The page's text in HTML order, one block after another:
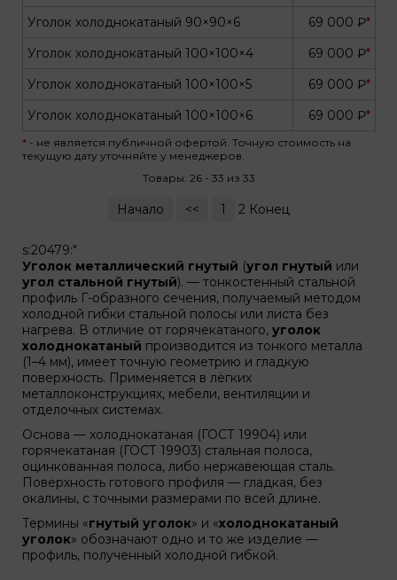
Уголок холоднокатаный 90×90×6
69 000 ₽*
Уголок холоднокатаный 100×100×4
69 000 ₽*
Уголок холоднокатаный 100×100×5
69 000 ₽*
Уголок холоднокатаный 100×100×6
69 000 ₽*
* - не является публичной офертой. Точную стоимость на
текущую дату уточняйте у менеджеров.
Товары: 26 - 33 из 33
Начало << 1 2 Конец
s:20479:"
Уголок металлический гнутый (угол гнутый или
угол стальной гнутый). — тонкостенный стальной
профиль Г-образного сечения, получаемый методом
холодной гибки стальной полосы или листа без
нагрева. В отличие от горячекатаного, уголок
холоднокатаный производится из тонкого металла
(1–4 мм), имеет точную геометрию и гладкую
поверхность. Применяется в лёгких
металлоконструкциях, мебели, вентиляции и
отделочных системах.
Основа — холоднокатаная (ГОСТ 19904) или
горячекатаная (ГОСТ 19903) стальная полоса,
оцинкованная полоса, либо нержавеющая сталь.
Поверхность готового профиля — гладкая, без
окалины, с точными размерами по всей длине.
Термины «гнутый уголок» и «холоднокатаный
уголок» обозначают одно и то же изделие —
профиль, полученный холодной гибкой.